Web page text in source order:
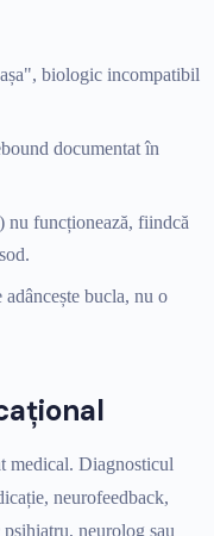
biologic incompatibil
documentat în
nu funcționează, fiindcă
adâncește bucla, nu o
medical. Diagnosticul
neurofeedback,
neurolog sau